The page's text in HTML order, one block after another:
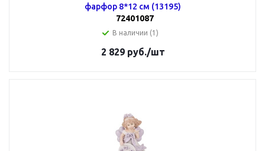
фарфор 8*12 см (13195)
72401087
В наличии (1)
2 829руб./шт